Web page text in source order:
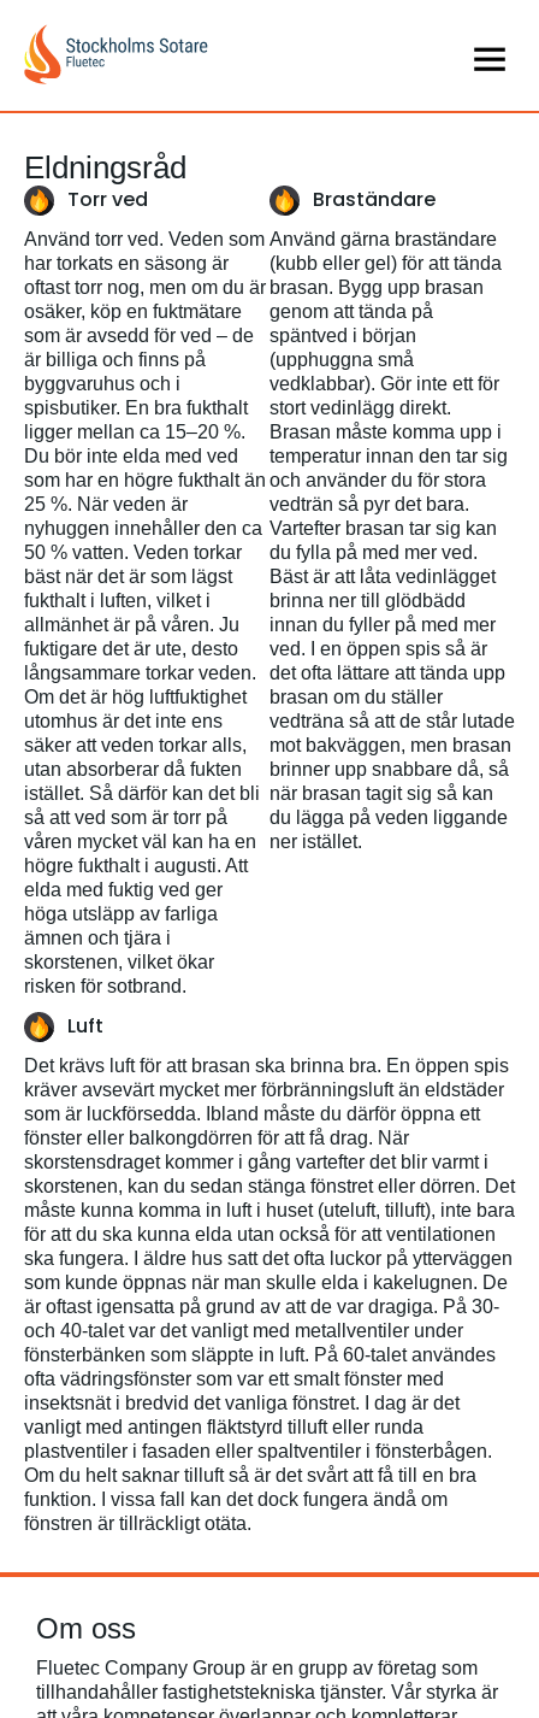
Eldningsråd
Torr ved
Använd torr ved. Veden som
har torkats en säsong är
oftasttorr nog, men om du är
osäker, köp en fuktmätare
som är avsedd för ved – de
är billiga och finns på
byggvaruhus och i
spisbutiker. En bra fukthalt
ligger mellan ca 15–20 %.
Du bör inte elda med ved
som har en högre fukthalt än
25 %. När veden är
nyhuggen innehå ller den ca
50 % vatten. Veden torkar
bäst när detär som lägst
fukthalt i luften, vilket i
allmänhet är på våren. Ju
fuktigare det är ute, desto
ångsammare torkar veden.
Om detär hög luftfuktighet
utomhus är det inte ens
säker att veden torkar alls,
utan absorberar då fukten
istället. Så därför kan det bli
så att ved som är torr på
våren mycket väl kan ha en
högre fukthalt i augusti. Att
elda med fuktig ved ger
höga utsläpp av farliga
ämnen och tjära i
skorstenen, vilket ökar
risken för sotbrand.
Braständare
Använd gärna braständare
(kubb eller gel) för att tända
brasan. Bygg upp brasan
genom att tända på
späntved i början
(upphuggna små
vedklabbar). Gör inte ettför
stort vedinlägg direkt.
Brasan måste komma upp i
temperatur innan den tar sig
och använder du för stora
vedträn så pyr det bara.
Vartefter brasan tar sig kan
du fylla på med mer ved.
Bäst är att åta vedinlägget
brinna ner till glödbädd
innan du fyller på med mer
ved. I en öppen spis så är
detofta lättare att tända upp
brasan om du ställer
vedträna så attde står lutade
mot bakväggen, men brasan
brinner upp snabbare då, så
när brasan tagitsig så kan
du l ägga på veden liggande
ner istället.
Luft
Det krävs luftför att brasan ska brinna bra. En öppen spis
kräver avsevärt mycket mer förbränningsluft än eldstäder
som är luckförsedda. Ibland måste du därför öppna ett
fönster eller balkongdörren för att få drag. När
skorstensdraget kommer i gång vartefter det blir varmt i
skorstenen, kan du sedan stänga fönstret eller dörren. Det
måste kunna komma in luft i huset(uteluft, tilluft), inte bara
för attdu ska kunna elda utan också för att ventilationen
ska fungera. I äldre hus sattdetofta luckor på ytterväggen
som kunde öppnas när man skulle elda i kakelugnen. De
är oftast igensatta på grund av attde var dragiga. På 30-
och 40-talet var detvanligtmed metallventiler under
fönsterbänken som släppte in luft. På 60-taletanvändes
ofta vädringsfönster som var ettsmaltfönster med
insektsnät i bredvid detvanliga fönstret. I dag är det
vanligtmed antingen fläktstyrd tilluft eller runda
plastventiler i fasaden eller spaltventiler i fönsterbågen.
Om du helt saknar tilluft så är detsvårt att få till en bra
funktion. I vissa fall kan det dock fungera ändå om
fönstren är tillräckligt otäta.
Om oss
Fluetec Company Group är en grupp av företag som
tillhandahåller fastighetstekniska tjänster. Vår styrka är